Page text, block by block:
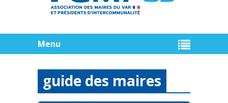
Menu
guide des maires